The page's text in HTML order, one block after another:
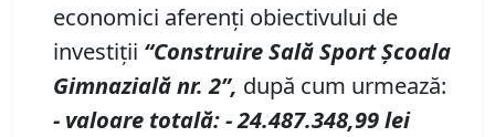
economici aferenţi obiectivului de
investiţii “Construire Sală Sport Şcoala
Gimnazială nr. 2”, după cum urmează:
- valoare totală:-24.487.348,99lei